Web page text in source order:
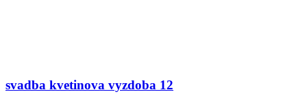
svadba kvetinova vyzdoba 12